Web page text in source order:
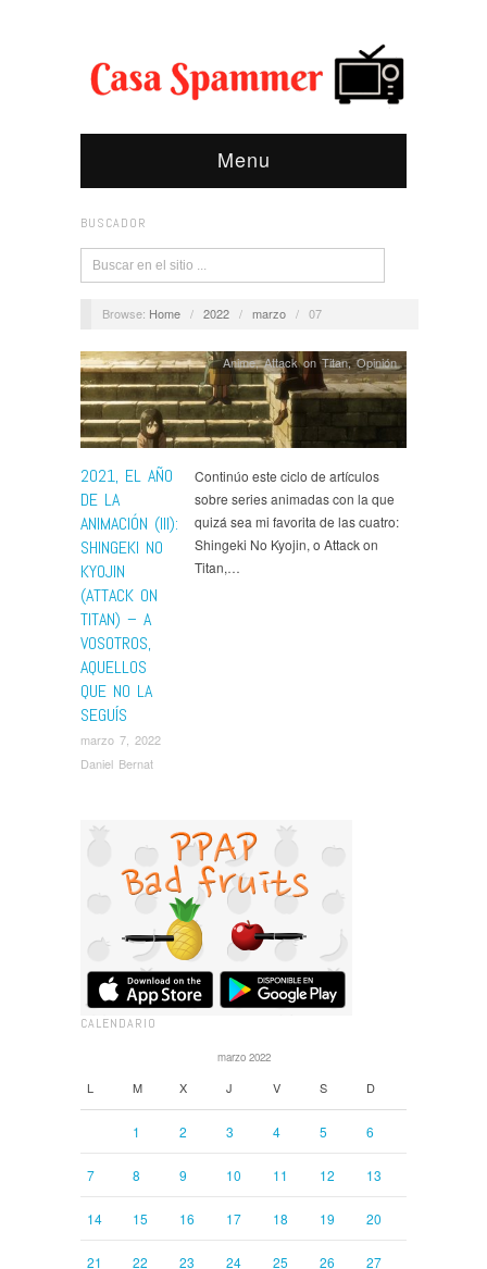
Menu
BUSCADOR
Browse: Home / 2022 / marzo / 07
2021, EL AÑO
DE LA
ANIMACIÓN (III):
SHINGEKI NO
KYOJIN
(ATTACK ON
TITAN) – A
VOSOTROS,
AQUELLOS
QUE NO LA
SEGUÍS
marzo 7, 2022
Daniel Bernat
Anime,Attack on Titan,Opinión
Continúo este ciclo de artículos
sobre series animadas con la que
quizá sea mi favorita de las cuatro:
Shingeki No Kyojin, o Attack on
Titan,…
CALENDARIO
marzo 2022
L M X J V S D
1 2 3 4 5 6
7 8 9 10 11 12 13
14 15 16 17 18 19 20
21 22 23 24 25 26 27